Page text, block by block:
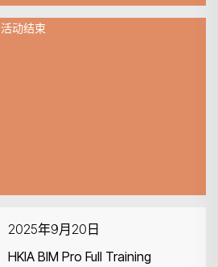
活动结束
2025年9月20日
HKIA BIM Pro Full Training